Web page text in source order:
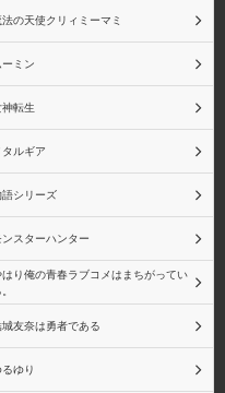
法の天使クリィミーマミ
ーミン
神転生
タルギア
語シリーズ
ンスターハンター
はり俺の青春ラブコメはまちがってい
城友奈は勇者である
るゆり